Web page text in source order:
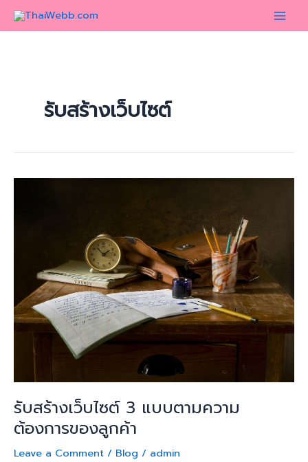
Skip
รับสร้างเว็บไซต์
รับสร้างเว็บไซต์ 3 แบบตามความ
ต้องการของลูกค้า
Leave a Comment / Blog / admin
ความ
ต้องการ
ลูกค้า